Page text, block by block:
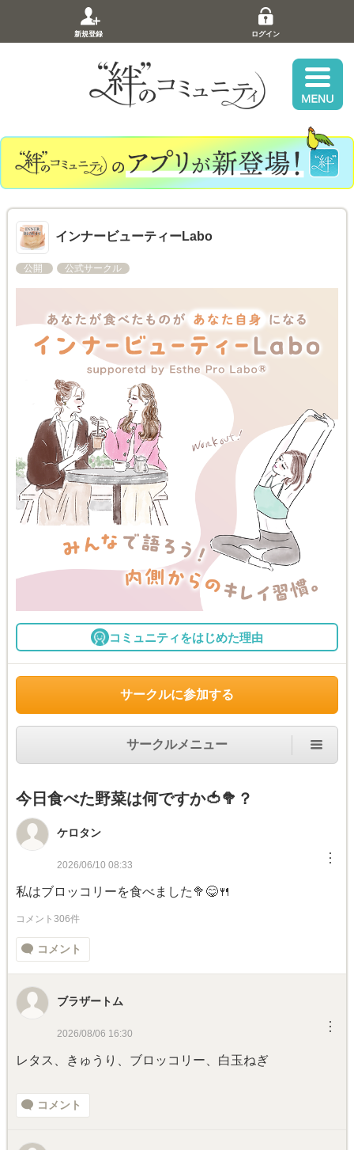
新規登録 ログイン
インナービューティーLabo
公開 公式サークル
コミュニティをはじめた理由
サークルに参加する
サークルメニュー
今日食べた野菜は何ですか🍅🥦？
ケロタン
2026/06/10 08:33 ︙
私はブロッコリーを食べました🥦😋🍴
コメント306件
コメント
ブラザートム
2026/08/06 16:30 ︙
レタス、きゅうり、ブロッコリー、白玉ねぎ
コメント